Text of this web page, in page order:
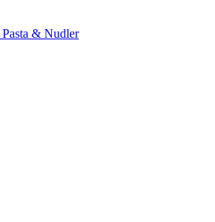
Pasta & Nudler